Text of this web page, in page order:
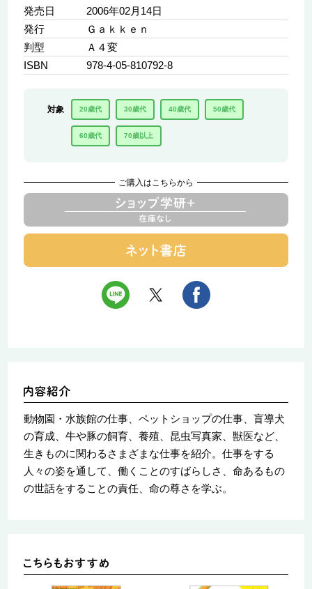
発売日
2006年02月14日
発行
Ｇａｋｋｅｎ
判型
Ａ４変
ISBN
978-4-05-810792-8
対象 20歳代 30歳代 40歳代 50歳代
60歳代 70歳以上
ご購入はこちらから
動物園・水族館の仕事、ペットショップの仕事、盲導犬
の育成、牛や豚の飼育、養殖、昆虫写真家、獣医など、
生きものに関わるさまざまな仕事を紹介。仕事をする
人々の姿を通して、働くことのすばらしさ、命あるもの
の世話をすることの責任、命の尊さを学ぶ。